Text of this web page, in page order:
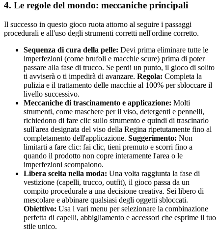
4. Le regole del mondo: meccaniche principali
Il successo in questo gioco ruota attorno al seguire i passaggi
procedurali e all'uso degli strumenti corretti nell'ordine corretto.
Sequenza di cura della pelle: Devi prima eliminare tutte le
imperfezioni (come brufoli e macchie scure) prima di poter
passare alla fase di trucco. Se perdi un punto, il gioco di solito
ti avviserà o ti impedirà di avanzare. Regola: Completa la
pulizia e il trattamento delle macchie al 100% per sbloccare il
livello successivo.
Meccaniche di trascinamento e applicazione: Molti
strumenti, come maschere per il viso, detergenti e pennelli,
richiedono di fare clic sullo strumento e quindi di trascinarlo
sull'area designata del viso della Regina ripetutamente fino al
completamento dell'applicazione. Suggerimento: Non
limitarti a fare clic: fai clic, tieni premuto e scorri fino a
quando il prodotto non copre interamente l'area o le
imperfezioni scompaiono.
Libera scelta nella moda: Una volta raggiunta la fase di
vestizione (capelli, trucco, outfit), il gioco passa da un
compito procedurale a una decisione creativa. Sei libero di
mescolare e abbinare qualsiasi degli oggetti sbloccati.
Obiettivo: Usa i vari menu per selezionare la combinazione
perfetta di capelli, abbigliamento e accessori che esprime il tuo
stile unico.